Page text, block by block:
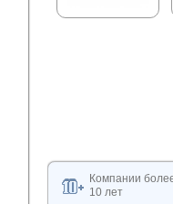
Компании
10 лет